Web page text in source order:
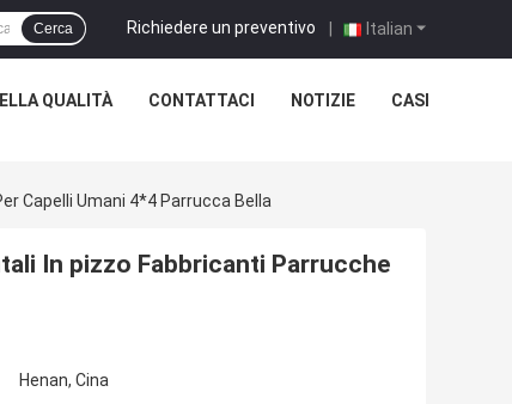
Italian
Richiedere un preventivo |
Cerca
QUALITÀ CONTATTACI NOTIZIE CASI
Capelli Umani 4*4 Parrucca Bella
In pizzo Fabbricanti Parrucche
Henan, Cina